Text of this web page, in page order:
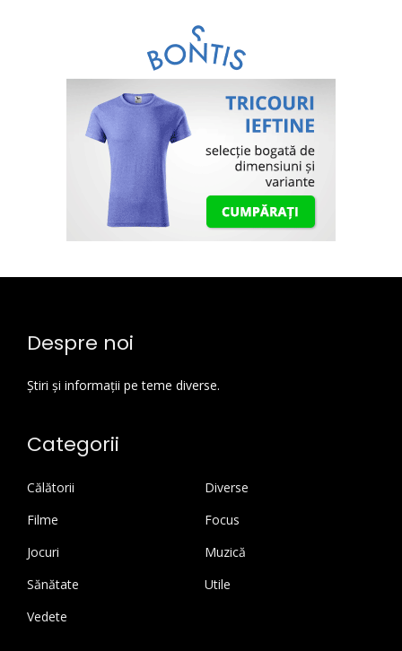
Despre noi
Știri și informații pe teme diverse.
Categorii
Călătorii
Diverse
Filme
Focus
Jocuri
Muzică
Sănătate
Utile
Vedete